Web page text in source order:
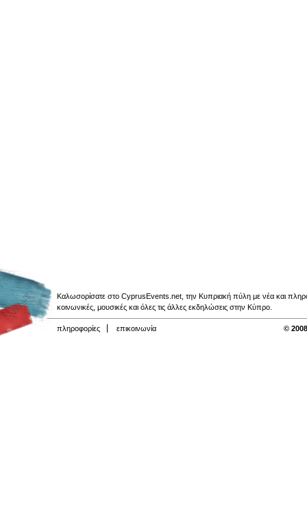
Καλωσορίσατε στο CyprusEvents.net, την Κυπριακή πύλη με νέα και
κοινωνικές, μουσικές και όλες τις άλλες εκδηλώσεις στην Κύπρο.
πληροφορίες επικοινωνία ©